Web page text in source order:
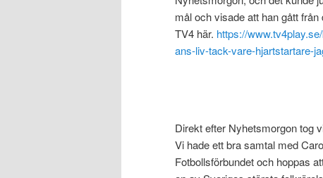
mål och visade att han gått
TV4 här. https://
ans-liv-tack-vare-hjartstartare-
Direkt efter Nyhetsmorgon tog
Vi hade ett bra samtal med
Fotbollsförbundet och hoppas